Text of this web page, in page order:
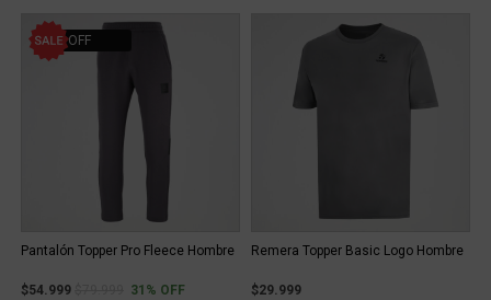
31% OFF
Pantalón Topper Pro Fleece Hombre
$54.999 Price reduced from
to31% OFF
Remera Topper Basic Logo Hombre
$29.999